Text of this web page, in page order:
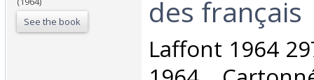
See the book
des français‎
‎Laffont 1964